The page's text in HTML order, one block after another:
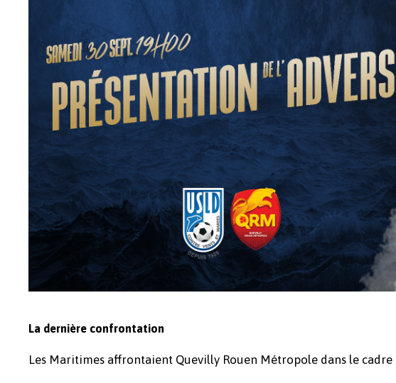
La dernière confrontation
Les Maritimes affrontaient Quevilly Rouen Métropole dans le cadre